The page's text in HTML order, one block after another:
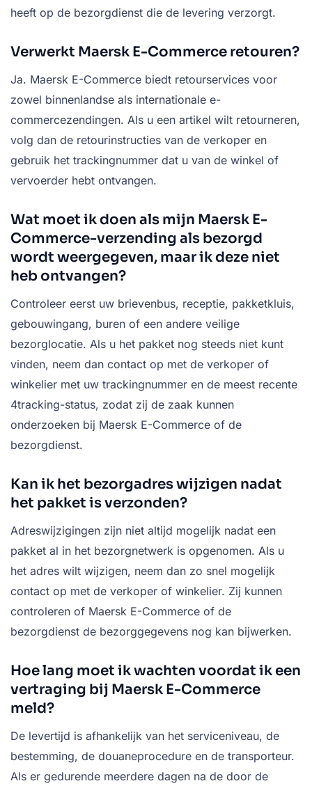
heeft op de bezorgdienst die de levering verzorgt.
Verwerkt Maersk E-Commerce retouren?
Ja. Maersk E-Commerce biedt retourservices voor
zowel binnenlandse als internationale e-
commercezendingen. Als u een artikel wilt retourneren,
volg dan de retourinstructies van de verkoper en
gebruik het trackingnummer dat u van de winkel of
vervoerder hebt ontvangen.
Wat moet ik doen als mijn Maersk E-
Commerce-verzending als bezorgd
wordt weergegeven, maar ik deze niet
heb ontvangen?
Controleer eerst uw brievenbus, receptie, pakketkluis,
gebouwingang, buren of een andere veilige
bezorglocatie. Als u het pakket nog steeds niet kunt
vinden, neem dan contact op met de verkoper of
winkelier met uw trackingnummer en de meest recente
4tracking-status, zodat zij de zaak kunnen
onderzoeken bij Maersk E-Commerce of de
bezorgdienst.
Kan ik het bezorgadres wijzigen nadat
het pakket is verzonden?
Adreswijzigingen zijn niet altijd mogelijk nadat een
pakket al in het bezorgnetwerk is opgenomen. Als u
het adres wilt wijzigen, neem dan zo snel mogelijk
contact op met de verkoper of winkelier. Zij kunnen
controleren of Maersk E-Commerce of de
bezorgdienst de bezorggegevens nog kan bijwerken.
Hoe lang moet ik wachten voordat ik een
vertraging bij Maersk E-Commerce
meld?
De levertijd is afhankelijk van het serviceniveau, de
bestemming, de douaneprocedure en de transporteur.
Als er gedurende meerdere dagen na de door de